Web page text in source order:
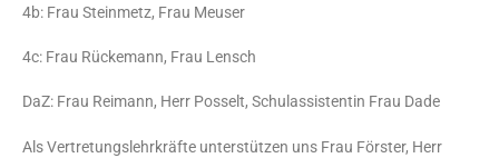
4b: Frau Steinmetz, Frau Meuser
4c: Frau Rückemann, Frau Lensch
DaZ: Frau Reimann, Herr Posselt, Schulassistentin Frau Dade
Als Vertretungslehrkräfte unterstützen uns Frau Förster, Herr